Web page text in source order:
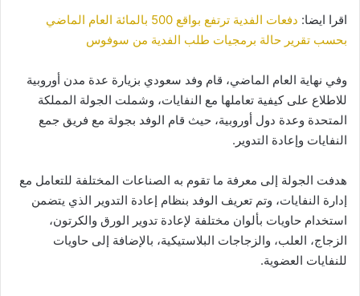
اقرا ايضا:
دفعات الفدية ترتفع بواقع 500 بالمائة العام الماضي
بحسب تقرير حالة برمجيات طلب الفدية من سوفوس
وفي نهاية العام الماضي، قام وفد سعودي بزيارة عدة مدن أوروبية
للاطلاع على كيفية تعاملها مع النفايات، وشملت الجولة المملكة
المتحدة وعدة دول أوروبية، حيث قام الوفد بجولة مع فريق جمع
النفايات وإعادة التدوير.
هدفت الجولة إلى معرفة ما تقوم به الصناعات المختلفة للتعامل مع
إدارة النفايات، وتم تعريف الوفد بنظام إعادة التدوير الذي يتضمن
استخدام حاويات بألوان مختلفة لإعادة تدوير الورق والكرتون،
الزجاج، العلب، والزجاجات البلاستيكية، بالإضافة إلى حاويات
للنفايات العضوية.